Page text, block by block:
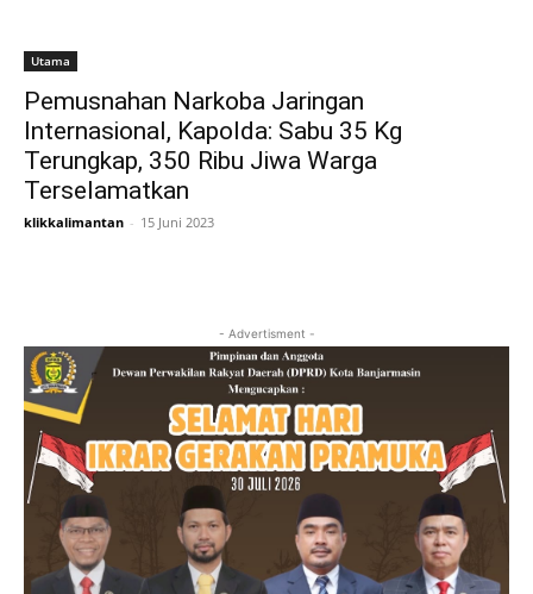
Utama
Pemusnahan Narkoba Jaringan
Internasional, Kapolda: Sabu 35 Kg
Terungkap, 350 Ribu Jiwa Warga
Terselamatkan
klikkalimantan - 15 Juni 2023
- Advertisment -